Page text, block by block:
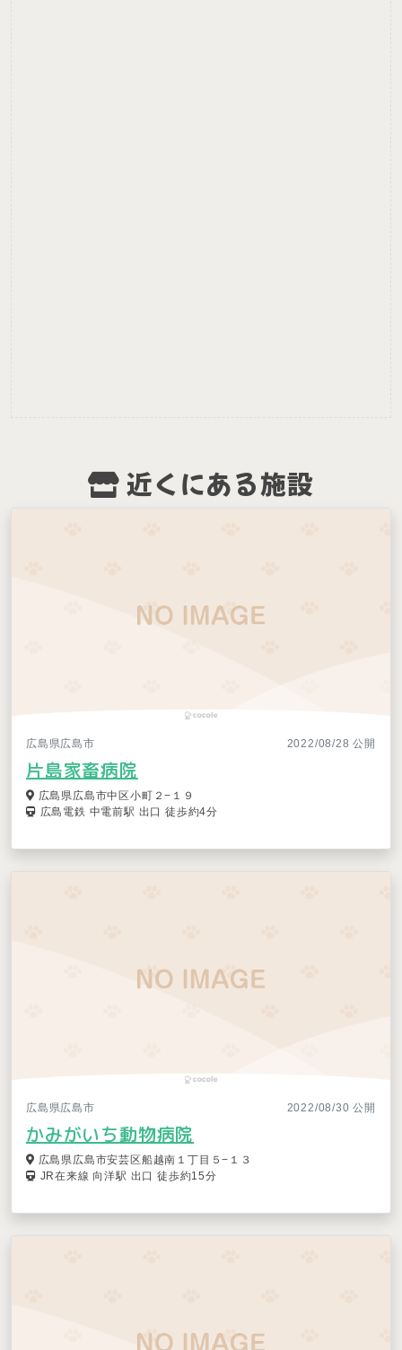
近くにある施設
広島県広島市 2022/08/28 公開
片島家畜病院
広島県広島市中区小町２−１９
広島電鉄 中電前駅 出口 徒歩約4分
広島県広島市 2022/08/30 公開
かみがいち動物病院
広島県広島市安芸区船越南１丁目５−１３
JR在来線 向洋駅 出口 徒歩約15分